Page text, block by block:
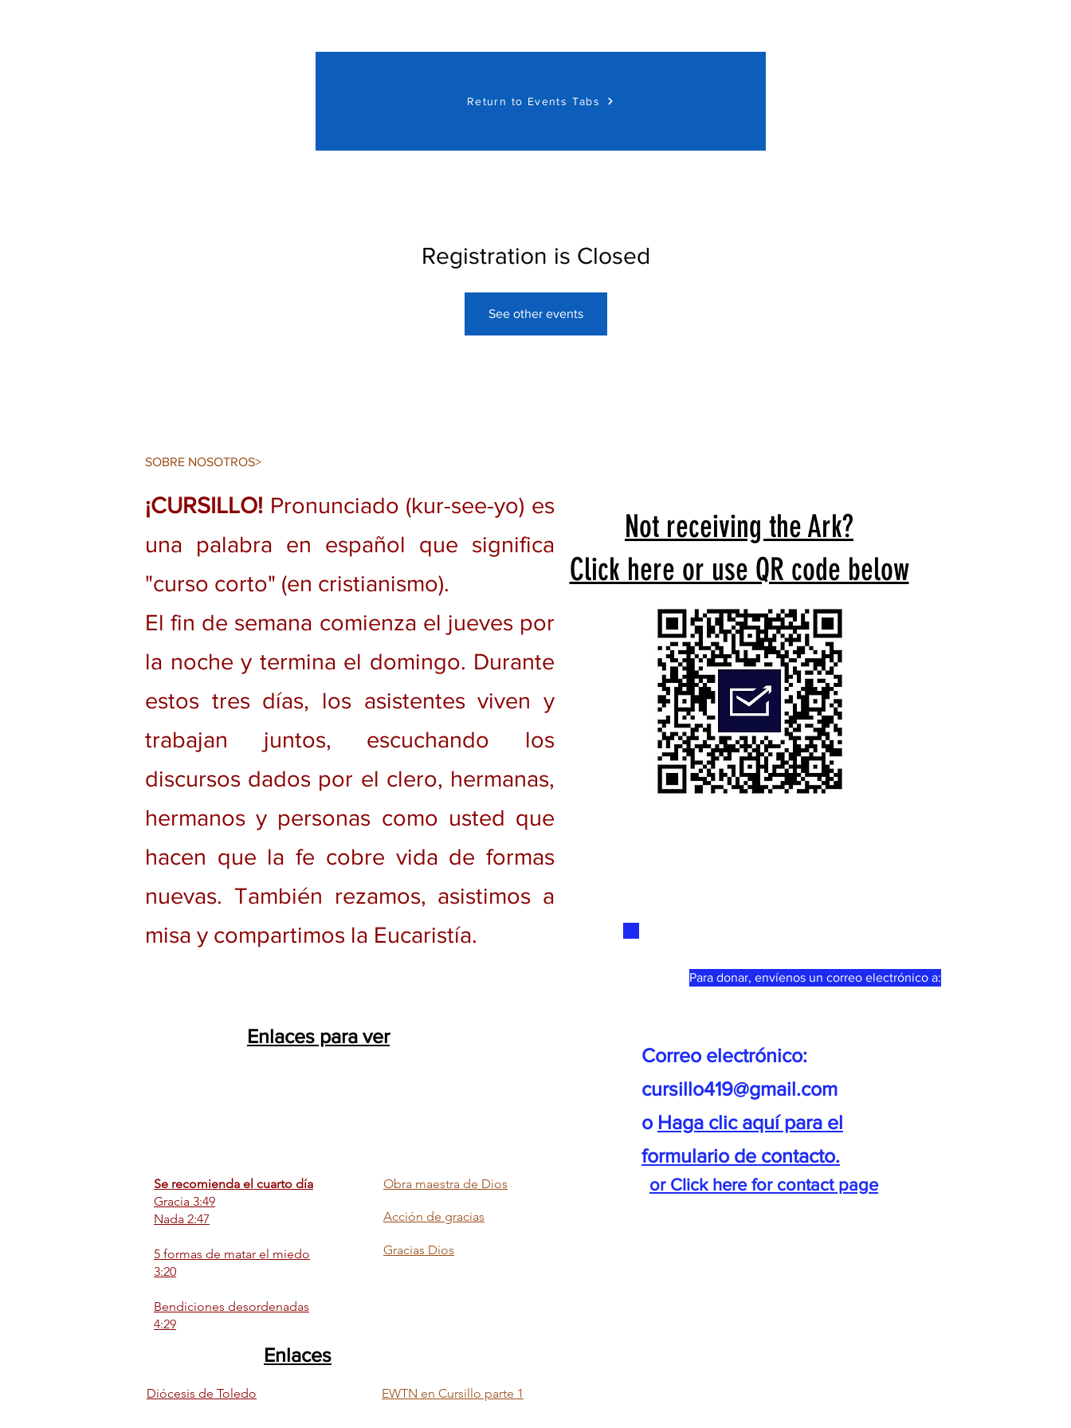
Return to Events Tabs
Registration is Closed
See other events
SOBRE NOSOTROS>
¡CURSILLO! Pronunciado (kur-see-yo) es
una palabra en español que significa
"curso corto" (en cristianismo).
El fin de semana comienza el jueves por
la noche y termina el domingo. Durante
estos tres días, los asistentes viven y
trabajan juntos, escuchando los
discursos dados por el clero, hermanas,
hermanos y personas como usted que
hacen que la fe cobre vida de formas
nuevas. También rezamos, asistimos a
misa y compartimos la Eucaristía.
Enlaces para ver
Se recomienda el cuarto día
Gracia 3:49
Nada 2:47
5 formas de matar el miedo
3:20
Bendiciones desordenadas
4:29
Obra maestra de Dios
Acción de gracias
Gracias Dios
Para donar, envíenos un correo electrónico a:
Correo electrónico:
cursillo419@gmail.com
o Haga clic aquí para el
formulario de contacto.
or Click here for contact page
Not receiving the Ark?
Click here or use QR code below
Enlaces
Diócesis de Toledo EWTN en Cursillo parte 1